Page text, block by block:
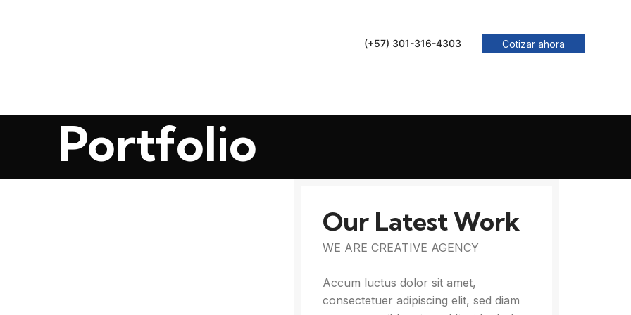
(+57) 301-316-4303 Cotizar ahora
Portfolio
Our Latest Work
WE ARE CREATIVE AGENCY
Accum luctus dolor sit amet,
consectetuer adipiscing elit, sed diam